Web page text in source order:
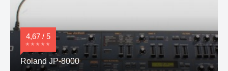
4,67 / 5
Roland JP-8000